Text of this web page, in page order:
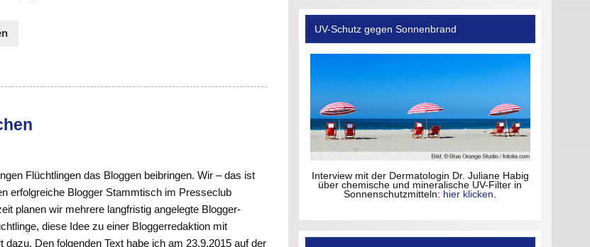
Flüchtlingen das Bloggen beibringen. Wir – das ist
erfolgreiche Blogger Stammtisch im Presseclub
planen wir mehrere langfristig angelegte Blogger-
diese Idee zu einer Bloggerredaktion mit
dazu. Den folgenden Text habe ich am 23.9.2015 auf der
UV-Schutz gegen Sonnenbrand
Interview mit der Dermatologin Dr. Juliane Habig
über chemische und mineralische UV-Filter in
Sonnenschutzmitteln: hier klicken